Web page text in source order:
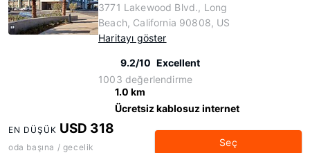
3771 Lakewood Blvd., Long
Beach, California 90808, US
Haritayı göster
9.2/10 Excellent
1003 değerlendirme
1.0 km
Ücretsiz kablosuz internet
EN DÜŞÜK USD 318
oda başına / gecelik Seç